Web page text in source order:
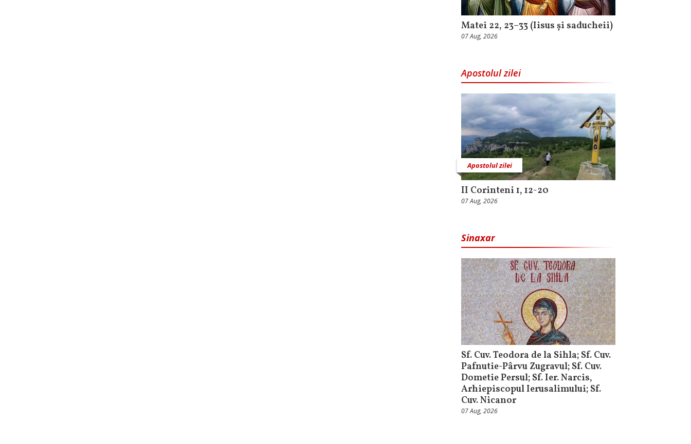
Matei 22, 23–33 (Iisus și saducheii)
07 Aug, 2026
Apostolul zilei
Apostolul zilei
II Corinteni 1, 12-20
07 Aug, 2026
Sinaxar
Sf. Cuv. Teodora de la Sihla; Sf. Cuv.
Pafnutie-Pârvu Zugravul; Sf. Cuv.
Dometie Persul; Sf. Ier. Narcis,
Arhiepiscopul Ierusalimului; Sf.
Cuv. Nicanor
07 Aug, 2026